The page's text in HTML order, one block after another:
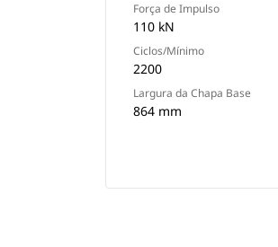
Força de Impulso
110 kN
Ciclos/Mínimo
2200
Largura da Chapa Base
864 mm